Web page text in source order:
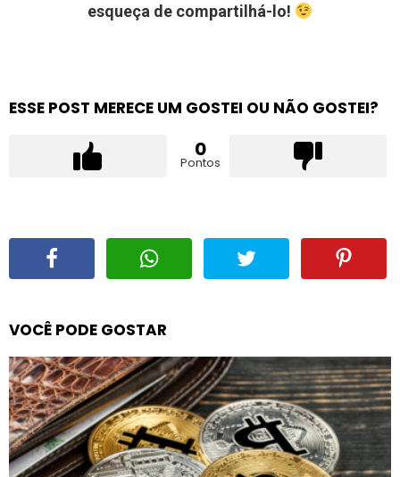
esqueça de compartilhá-lo!
ESSE POST MERECE UM GOSTEI OU NÃO GOSTEI?
0
Pontos
VOCÊ PODE GOSTAR